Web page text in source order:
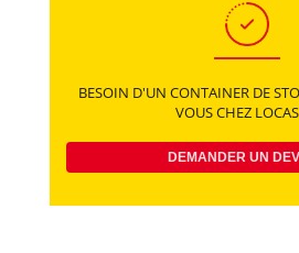
BESOIN D'UN CONTAINER DE
VOUS CHEZ
DEMANDER UN